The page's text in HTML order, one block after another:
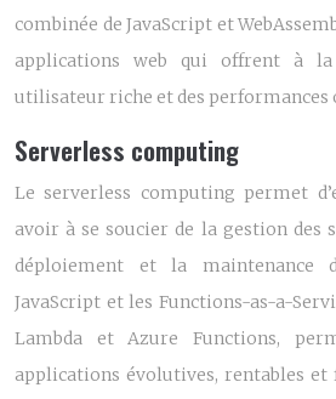
combinée de JavaScript et
applications web qui offrent à
utilisateur riche et des performances
Serverless computing
Le serverless computing permet
avoir à se soucier de la gestion des
déploiement et la maintenance
JavaScript et les Functions-as-a-
Lambda et Azure Functions,
applications évolutives, rentables et